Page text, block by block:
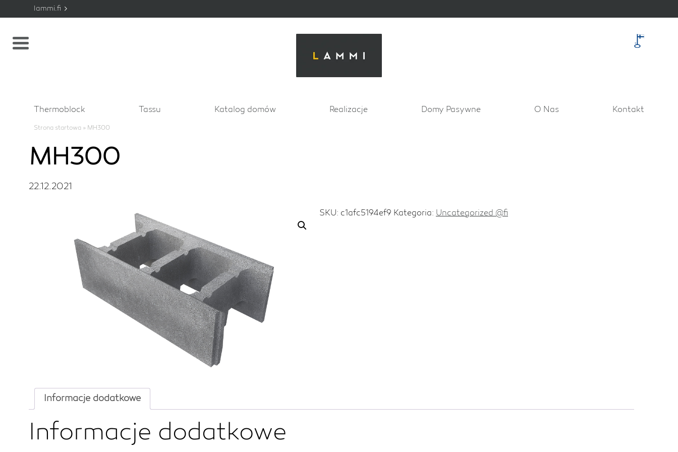
lammi.fi
Thermoblock Tassu Katalog domów Realizacje Domy Pasywne O Nas Kontakt
Strona startowa » MH300
MH300
22.12.2021
SKU: c1afc5194ef9 Kategoria: Uncategorized @fi
Informacje dodatkowe
Informacje dodatkowe